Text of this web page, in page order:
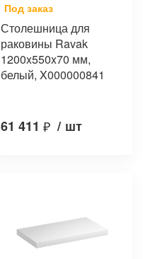
Под заказ
Столешница для
раковины Ravak
1200x550x70 мм,
белый, X000000841
61 411₽ / шт